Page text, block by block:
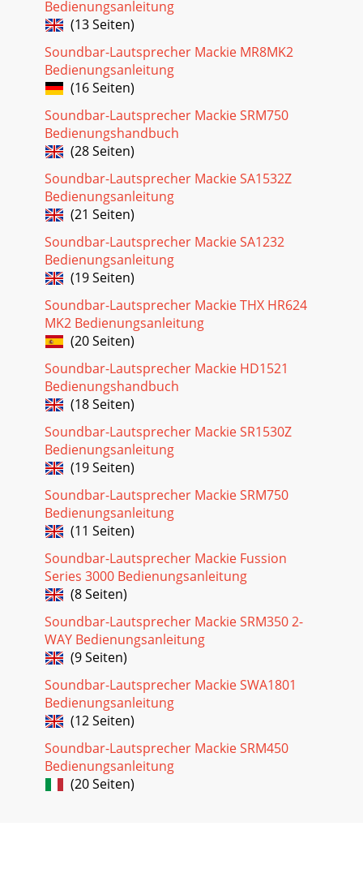
Seite 28 - Garantía limitada de Mackie
Altavoces auto-ampliﬁcados DLM8/128Altavoces auto-
ampliﬁcados DLM8/12Encadenando múltiples altavoces
DLMBASS +2TREBLE +2AUXLEVELRLLineMicCh 1Mix1 THRU
Seite 29
Manual del Usuario9Manual del Usuario Sistema para club
grande100 - 240V50 - 60Hz 250WPOWERTHIS DEVICE
COMPLIES WITH PART 15 OF THE FCC RULES FORTHE U
Bedienungsanleitung
(13 Seiten)
Soundbar-Lautsprecher Mackie MR8MK2
Bedienungsanleitung
(16 Seiten)
Soundbar-Lautsprecher Mackie SRM750
Bedienungshandbuch
(28 Seiten)
Soundbar-Lautsprecher Mackie SA1532Z
Bedienungsanleitung
(21 Seiten)
Soundbar-Lautsprecher Mackie SA1232
Bedienungsanleitung
(19 Seiten)
Soundbar-Lautsprecher Mackie THX HR624
MK2 Bedienungsanleitung
(20 Seiten)
Soundbar-Lautsprecher Mackie HD1521
Bedienungshandbuch
(18 Seiten)
Soundbar-Lautsprecher Mackie SR1530Z
Bedienungsanleitung
(19 Seiten)
Soundbar-Lautsprecher Mackie SRM750
Bedienungsanleitung
(11 Seiten)
Soundbar-Lautsprecher Mackie Fussion
Series 3000 Bedienungsanleitung
(8 Seiten)
Soundbar-Lautsprecher Mackie SRM350 2-
WAY Bedienungsanleitung
(9 Seiten)
Soundbar-Lautsprecher Mackie SWA1801
Bedienungsanleitung
(12 Seiten)
Soundbar-Lautsprecher Mackie SRM450
Bedienungsanleitung
(20 Seiten)